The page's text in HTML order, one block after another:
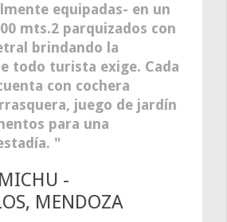
equipadas- en un
mts.2 parquizados con
brindando la
todo turista exige. Cada
con cochera
juego de jardín
para una
-
MENDOZA